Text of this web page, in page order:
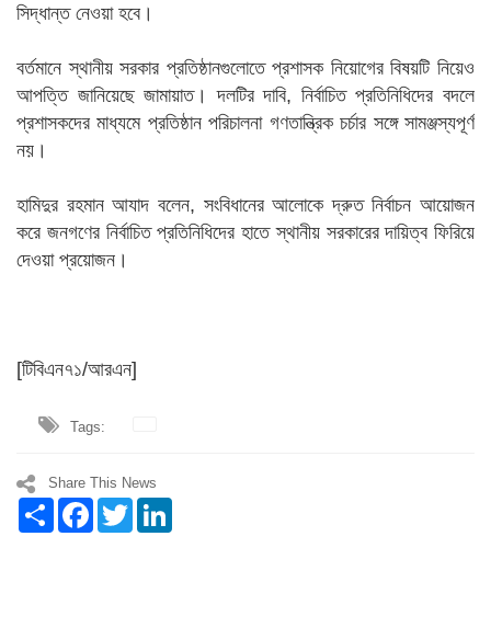
সিদ্ধান্ত নেওয়া হবে।
বর্তমানে স্থানীয় সরকার প্রতিষ্ঠানগুলোতে প্রশাসক নিয়োগের বিষয়টি নিয়েও
আপত্তি জানিয়েছে জামায়াত। দলটির দাবি, নির্বাচিত প্রতিনিধিদের বদলে
প্রশাসকদের মাধ্যমে প্রতিষ্ঠান পরিচালনা গণতান্ত্রিক চর্চার সঙ্গে সামঞ্জস্যপূর্ণ
নয়।
হামিদুর রহমান আযাদ বলেন, সংবিধানের আলোকে দ্রুত নির্বাচন আয়োজন
করে জনগণের নির্বাচিত প্রতিনিধিদের হাতে স্থানীয় সরকারের দায়িত্ব ফিরিয়ে
দেওয়া প্রয়োজন।
[টিবিএন৭১/আরএন]
Tags:
Share This News
Share Facebook
Twitter